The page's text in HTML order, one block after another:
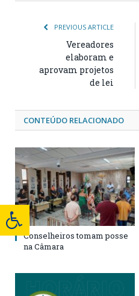
PREVIOUS ARTICLE
Vereadores
elaboram e
aprovam projetos
de lei
CONTEÚDO RELACIONADO
Conselheiros tomam posse
na Câmara